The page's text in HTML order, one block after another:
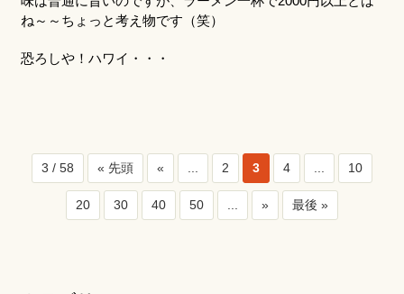
ね～～ちょっと考え物です（笑）
恐ろしや！ハワイ・・・
3 / 58 « 先頭 « ... 2 3 4 ... 10
20 30 40 50 ... » 最後 »